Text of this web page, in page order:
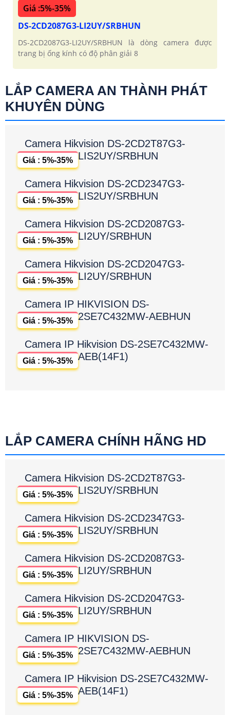
Giá :5%-35%
DS-2CD2087G3-LI2UY/SRBHUN
DS-2CD2087G3-LI2UY/SRBHUN là dòng camera được
trang bị ống kính có độ phân giải 8
LẮP CAMERA AN THÀNH PHÁT
KHUYÊN DÙNG
Camera Hikvision DS-2CD2T87G3-
LIS2UY/SRBHUN
Giá : 5%-35%
Camera Hikvision DS-2CD2347G3-
LIS2UY/SRBHUN
Giá : 5%-35%
Camera Hikvision DS-2CD2087G3-
LI2UY/SRBHUN
Giá : 5%-35%
Camera Hikvision DS-2CD2047G3-
LI2UY/SRBHUN
Giá : 5%-35%
Camera IP HIKVISION DS-
2SE7C432MW-AEBHUN
Giá : 5%-35%
Camera IP Hikvision DS-2SE7C432MW-
AEB(14F1)
Giá : 5%-35%
LẮP CAMERA CHÍNH HÃNG HD
Camera Hikvision DS-2CD2T87G3-
LIS2UY/SRBHUN
Giá : 5%-35%
Camera Hikvision DS-2CD2347G3-
LIS2UY/SRBHUN
Giá : 5%-35%
Camera Hikvision DS-2CD2087G3-
LI2UY/SRBHUN
Giá : 5%-35%
Camera Hikvision DS-2CD2047G3-
LI2UY/SRBHUN
Giá : 5%-35%
Camera IP HIKVISION DS-
2SE7C432MW-AEBHUN
Giá : 5%-35%
Camera IP Hikvision DS-2SE7C432MW-
AEB(14F1)
Giá : 5%-35%